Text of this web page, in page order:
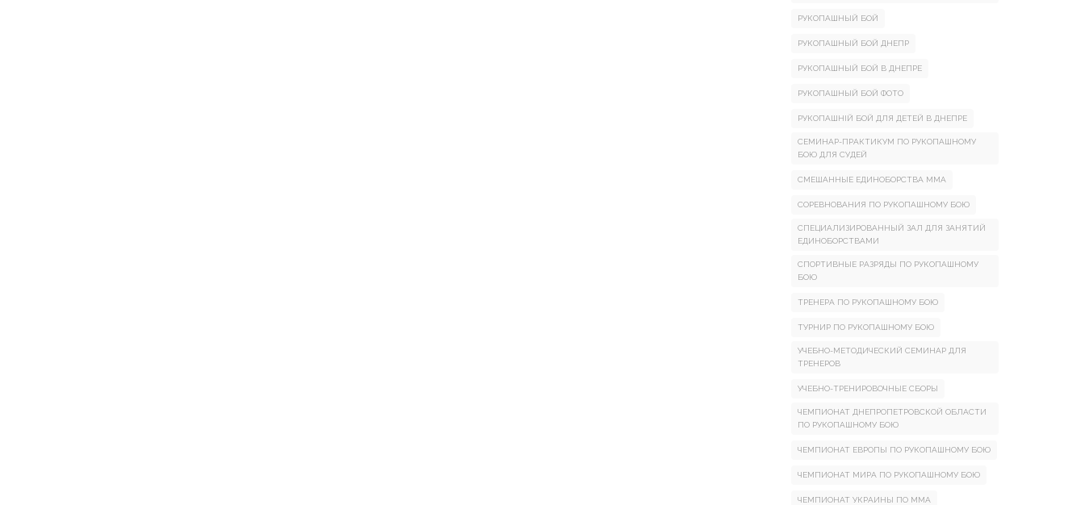
РУКОПАШНЫЙ БОЙ
РУКОПАШНЫЙ БОЙ ДНЕПР
РУКОПАШНЫЙ БОЙ В ДНЕПРЕ
РУКОПАШНЫЙ БОЙ ФОТО
РУКОПАШНІЙ БОЙ ДЛЯ ДЕТЕЙ В ДНЕПРЕ
СЕМИНАР-ПРАКТИКУМ ПО РУКОПАШНОМУ
БОЮ ДЛЯ СУДЕЙ
СМЕШАННЫЕ ЕДИНОБОРСТВА ММА
СОРЕВНОВАНИЯ ПО РУКОПАШНОМУ БОЮ
СПЕЦИАЛИЗИРОВАННЫЙ ЗАЛ ДЛЯ ЗАНЯТИЙ
ЕДИНОБОРСТВАМИ
СПОРТИВНЫЕ РАЗРЯДЫ ПО РУКОПАШНОМУ
БОЮ
ТРЕНЕРА ПО РУКОПАШНОМУ БОЮ
ТУРНИР ПО РУКОПАШНОМУ БОЮ
УЧЕБНО-МЕТОДИЧЕСКИЙ СЕМИНАР ДЛЯ
ТРЕНЕРОВ
УЧЕБНО-ТРЕНИРОВОЧНЫЕ СБОРЫ
ЧЕМПИОНАТ ДНЕПРОПЕТРОВСКОЙ ОБЛАСТИ
ПО РУКОПАШНОМУ БОЮ
ЧЕМПИОНАТ ЕВРОПЫ ПО РУКОПАШНОМУ БОЮ
ЧЕМПИОНАТ МИРА ПО РУКОПАШНОМУ БОЮ
ЧЕМПИОНАТ УКРАИНЫ ПО ММА